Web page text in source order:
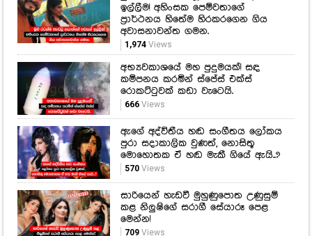
ඉල්ලීම! අහිංසක පෙම්වතාගේ
ප්‍රාර්ථනය හිතේම හිරකරගෙන ගිය
අවාසනාවන්ත ගමන.
1,974Views
අභ්‍යවකාශයේ මහ පුදුමයක්! සඳ
කම්පනය කරමින් ස්පේස් එක්ස්
රොකට්ටුවක් කඩා වැටෙයි.
666Views
ඇගේ අද්විතීය හඬ සංගීතය ලෝකය
පුරා සදාකාලික වුණත්, නොසිතූ
මොහොතක ඒ හඬ මැකී ගියේ ඇයි..?
570Views
සාරියෙන් හැඩවී මුහුණුපොත උණුසුම්
කළ නිලුෂිගේ සරාගී සේයාරූ පෙළ
මෙන්න!
709Views